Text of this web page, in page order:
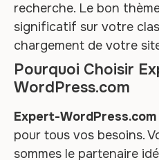
recherche. Le bon
significatif sur votre
chargement de votre
Pourquoi Choisir
WordPress.com
Expert-WordPress.com
pour tous vos besoins.
sommes le partenaire